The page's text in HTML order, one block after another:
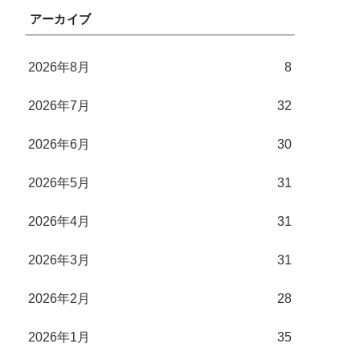
アーカイブ
2026年8月 8
2026年7月 32
2026年6月 30
2026年5月 31
2026年4月 31
2026年3月 31
2026年2月 28
2026年1月 35